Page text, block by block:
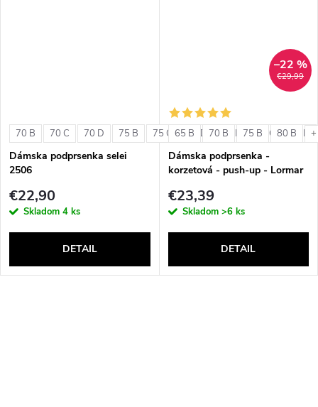
70 B 70 C 70 D 75 B 75 C 75 D 80 B 80 C 80 D
Dámska podprsenka selei
2506
€22,90
Skladom 4 ks
DETAIL
€29,99
–22 %
65 B 70 B 75 B 80 B
Dámska podprsenka -
korzetová - push-up - Lormar
€23,39
Skladom >6 ks
DETAIL